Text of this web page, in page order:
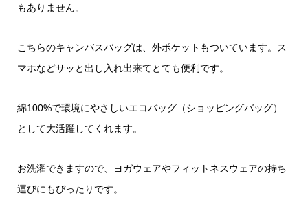
もありません。
こちらのキャンバスバッグは、外ポケットもついています。ス
マホなどサッと出し入れ出来てとても便利です。
綿100%で環境にやさしいエコバッグ（ショッピングバッグ）
として大活躍してくれます。
お洗濯できますので、ヨガウェアやフィットネスウェアの持ち
運びにもぴったりです。